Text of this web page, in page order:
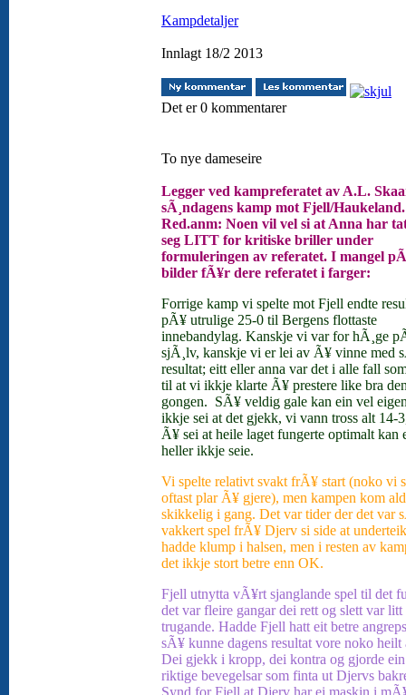
Kampdetaljer
Innlagt 18/2 2013
Det er 0 kommentarer
To nye dameseire
Legger ved kampreferatet av A.L.
sÃ¸ndagens kamp mot Fjell/Haukeland.
Red.anm: Noen vil vel si at Anna har
seg LITT for kritiske briller under
formuleringen av referatet. I mangel
bilder fÃ¥r dere referatet i farger:
Forrige kamp vi spelte mot Fjell endte
pÃ¥ utrulige 25-0 til Bergens flottaste
innebandylag. Kanskje vi var for hÃ¸ge
sjÃ¸lv, kanskje vi er lei av Ã¥ vinne med
resultat; eitt eller anna var det i alle fall
til at vi ikkje klarte Ã¥ prestere like bra
gongen. SÃ¥ veldig gale kan ein vel
ikkje sei at det gjekk, vi vann tross alt 14-
Ã¥ sei at heile laget fungerte optimalt kan
heller ikkje seie.
Vi spelte relativt svakt frÃ¥ start (noko vi
oftast plar Ã¥ gjere), men kampen kom
skikkelig i gang. Det var tider der det var
vakkert spel frÃ¥ Djerv si side at
hadde klump i halsen, men i resten av
det ikkje stort betre enn OK.
Fjell utnytta vÃ¥rt sjanglande spel til det
det var fleire gangar dei rett og slett var litt
trugande. Hadde Fjell hatt eit betre
sÃ¥ kunne dagens resultat vore noko heilt
Dei gjekk i kropp, dei kontra og gjorde
riktige bevegelsar som finta ut Djervs
Synd for Fjell at Djerv har ei maskin i